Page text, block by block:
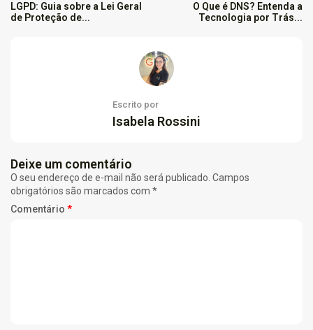
LGPD: Guia sobre a Lei Geral
de Proteção de...
O Que é DNS? Entenda a
Tecnologia por Trás...
Escrito por
Isabela Rossini
Deixe um comentário
O seu endereço de e-mail não será publicado. Campos
obrigatórios são marcados com *
Comentário *